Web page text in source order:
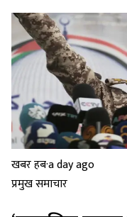
खबर हब·a day ago
प्रमुख समाचार